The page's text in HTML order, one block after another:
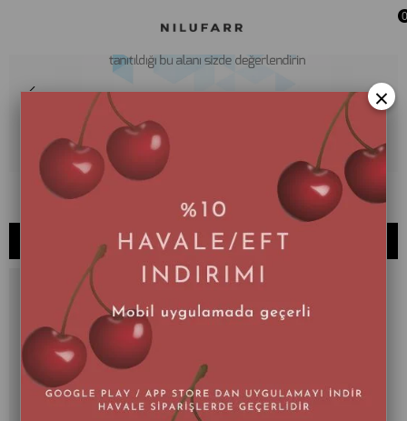
0
062 - X
FILTRELEME
SIRALAMA
×